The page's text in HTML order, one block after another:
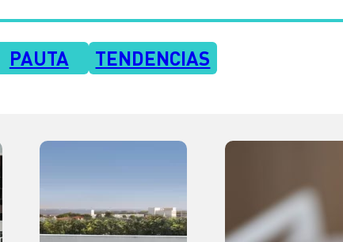
PAUTA TENDENCIAS